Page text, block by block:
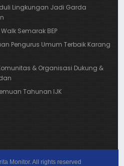
Lingkungan Jadi Garda
Semarak BEP
Pengurus Umum Terbaik Karang
& Organisasi Dukung &
Tahunan IJK
Monitor. All rights reserved